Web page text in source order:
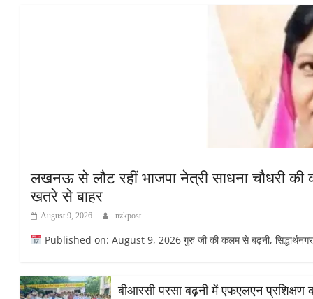
लखनऊ से लौट रहीं भाजपा नेत्री साधना चौधरी
खतरे से बाहर
August 9, 2026 nzkpost
Published on: August 9, 2026 गुरु जी की कलम से बढ़नी, सिद्धार्थनगर
बीआरसी परसा बढ़नी में एफएलएन